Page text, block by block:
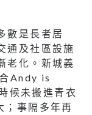
數是長者居
通及社區設施
老化。新城義
Andy is
候未搬進青衣
；事隔多年再